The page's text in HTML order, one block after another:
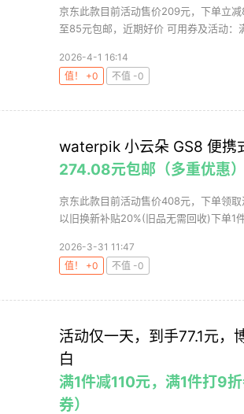
京东此款目前活动售价209元，下单立
至85元包邮，近期好价 可用券及活动
2026-4-1 16:14
值！ +0
不值 -0
waterpik 小云朵 GS8 便携
274.08元包邮（多重优惠
京东此款目前活动售价408元，下单领
以旧换新补贴20%(旧品无需回收)下单1
2026-3-31 11:47
值！ +0
不值 -0
活动仅一天，到手77.1元
白
满1件减110元，满1件打9
券）